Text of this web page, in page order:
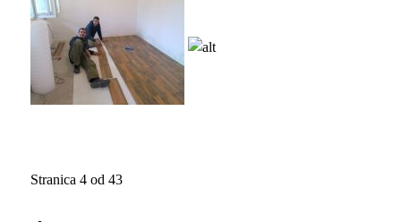
Stranica 4 od 43